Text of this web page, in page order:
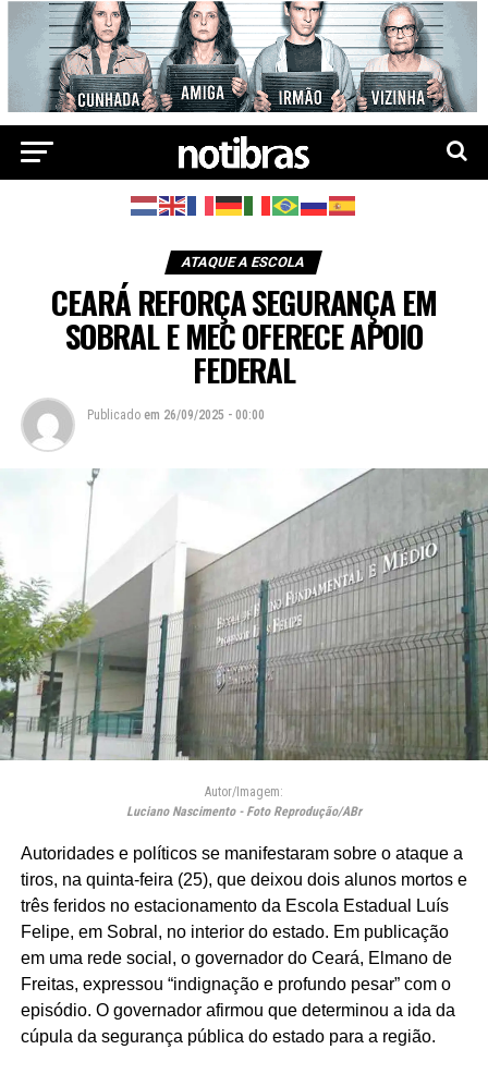
ATAQUE A ESCOLA
CEARÁ REFORÇA SEGURANÇA EM
SOBRAL E MEC OFERECE APOIO
FEDERAL
Publicado em 26/09/2025 - 00:00
Autor/Imagem:
Luciano Nascimento - Foto Reprodução/ABr
Autoridades e políticos se manifestaram sobre o ataque a
tiros, na quinta-feira (25), que deixou dois alunos mortos e
três feridos no estacionamento da Escola Estadual Luís
Felipe, em Sobral, no interior do estado. Em publicação
em uma rede social, o governador do Ceará, Elmano de
Freitas, expressou “indignação e profundo pesar” com o
episódio. O governador afirmou que determinou a ida da
cúpula da segurança pública do estado para a região.